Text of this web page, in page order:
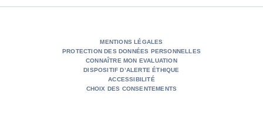
MENTIONS LÉGALES
PROTECTION DES DONNÉES PERSONNELLES
CONNAÎTRE MON EVALUATION
DISPOSITIF D’ALERTE ÉTHIQUE
ACCESSIBILITÉ
CHOIX DES CONSENTEMENTS